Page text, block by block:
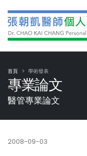
專業論文
醫管專業論文
首頁 學術發表
2008-09-03